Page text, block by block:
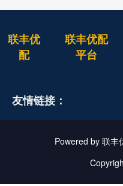
联丰优
配
联丰优配
平台
友情链接：
Powered by 联丰